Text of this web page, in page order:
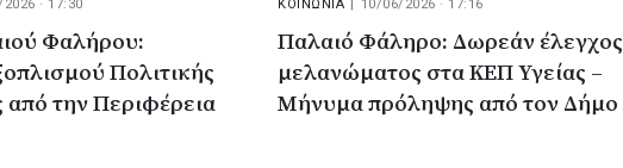
· 17:30
Φαλήρου:
Πολιτικής
την Περιφέρεια
ΚΟΙΝΩΝΙΑ | 10/06/2026 · 17:16
Παλαιό Φάληρο: Δωρεάν έλεγχος
μελανώματος στα ΚΕΠ Υγείας –
Μήνυμα πρόληψης από τον Δήμο